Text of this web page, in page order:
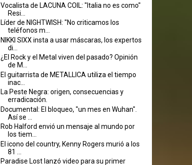
Vocalista de LACUNA COIL: "Italia no es como"
Resi...
Líder de NIGHTWISH: "No criticamos los
teléfonos m...
NIKKI SIXX insta a usar máscaras, los expertos
di...
¿El Rock y el Metal viven del pasado? Opinión
de M...
El guitarrista de METALLICA utiliza el tiempo
inac...
La Peste Negra: origen, consecuencias y
erradicación.
Documental: El bloqueo, "un mes en Wuhan".
Así se ...
Rob Halford envió un mensaje al mundo por
los tiem...
El icono del country, Kenny Rogers murió a los
81 ...
Paradise Lost lanzó video para su primer